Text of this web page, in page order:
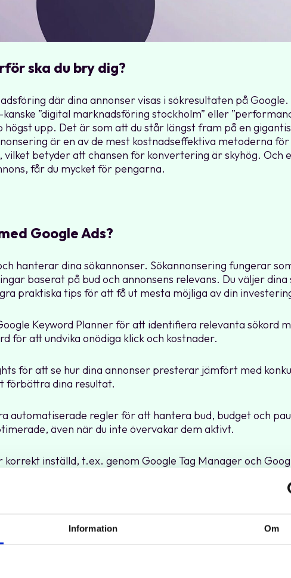
Information Om
ska du bry dig?
där dina annonser visas i sökresultaten på
”digital marknadsföring stockholm” eller
upp. Det är som att du står längst fram på en
är en av de mest kostnadseffektiva metoderna
betyder att chansen för konvertering är skyhög. Och
får du mycket för pengarna.
Google Ads?
hanterar dina sökannonser. Sökannonsering fungerar
baserat på bud och annonsens relevans. Du väljer dina
praktiska tips för att få ut mesta möjliga av din
Keyword Planner för att identifiera relevanta sökord
för att undvika onödiga klick och kostnader.
för att se hur dina annonser presterar jämfört med
förbättra dina resultat.
automatiserade regler för att hantera bud, budget och
även när du inte övervakar dem aktivt.
inställd, t.ex. genom Google Tag Manager och
målsidor för att mäta och analysera varje klick och
optimera din kampanjprestanda.
och prestanda genom att ge användarna mer